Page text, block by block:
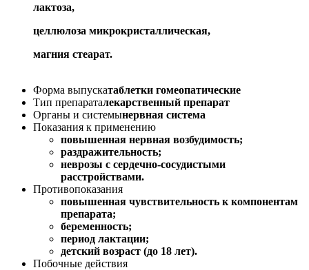
лактоза,
целлюлоза микрокристаллическая,
магния стеарат.
Форма выпускатаблетки гомеопатические
Тип препараталекарственный препарат
Органы и системынервная система
Показания к применению
повышенная нервная возбудимость;
раздражительность;
неврозы с сердечно-сосудистыми
расстройствами.
Противопоказания
повышенная чувствительность к компонентам
препарата;
беременность;
период лактации;
детский возраст (до 18 лет).
Побочные действия